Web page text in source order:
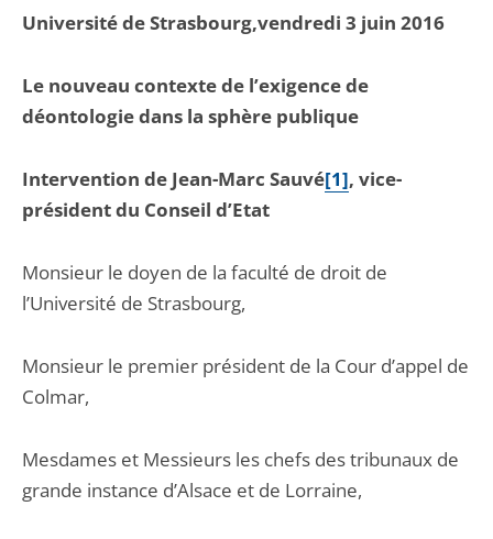
Université de Strasbourg,vendredi 3 juin 2016
Le nouveau contexte de l’exigence de
déontologie dans la sphère publique
Intervention de Jean-Marc Sauvé[1], vice-
président du Conseil d’Etat
Monsieur le doyen de la faculté de droit de
l’Université de Strasbourg,
Monsieur le premier président de la Cour d’appel de
Colmar,
Mesdames et Messieurs les chefs des tribunaux de
grande instance d’Alsace et de Lorraine,